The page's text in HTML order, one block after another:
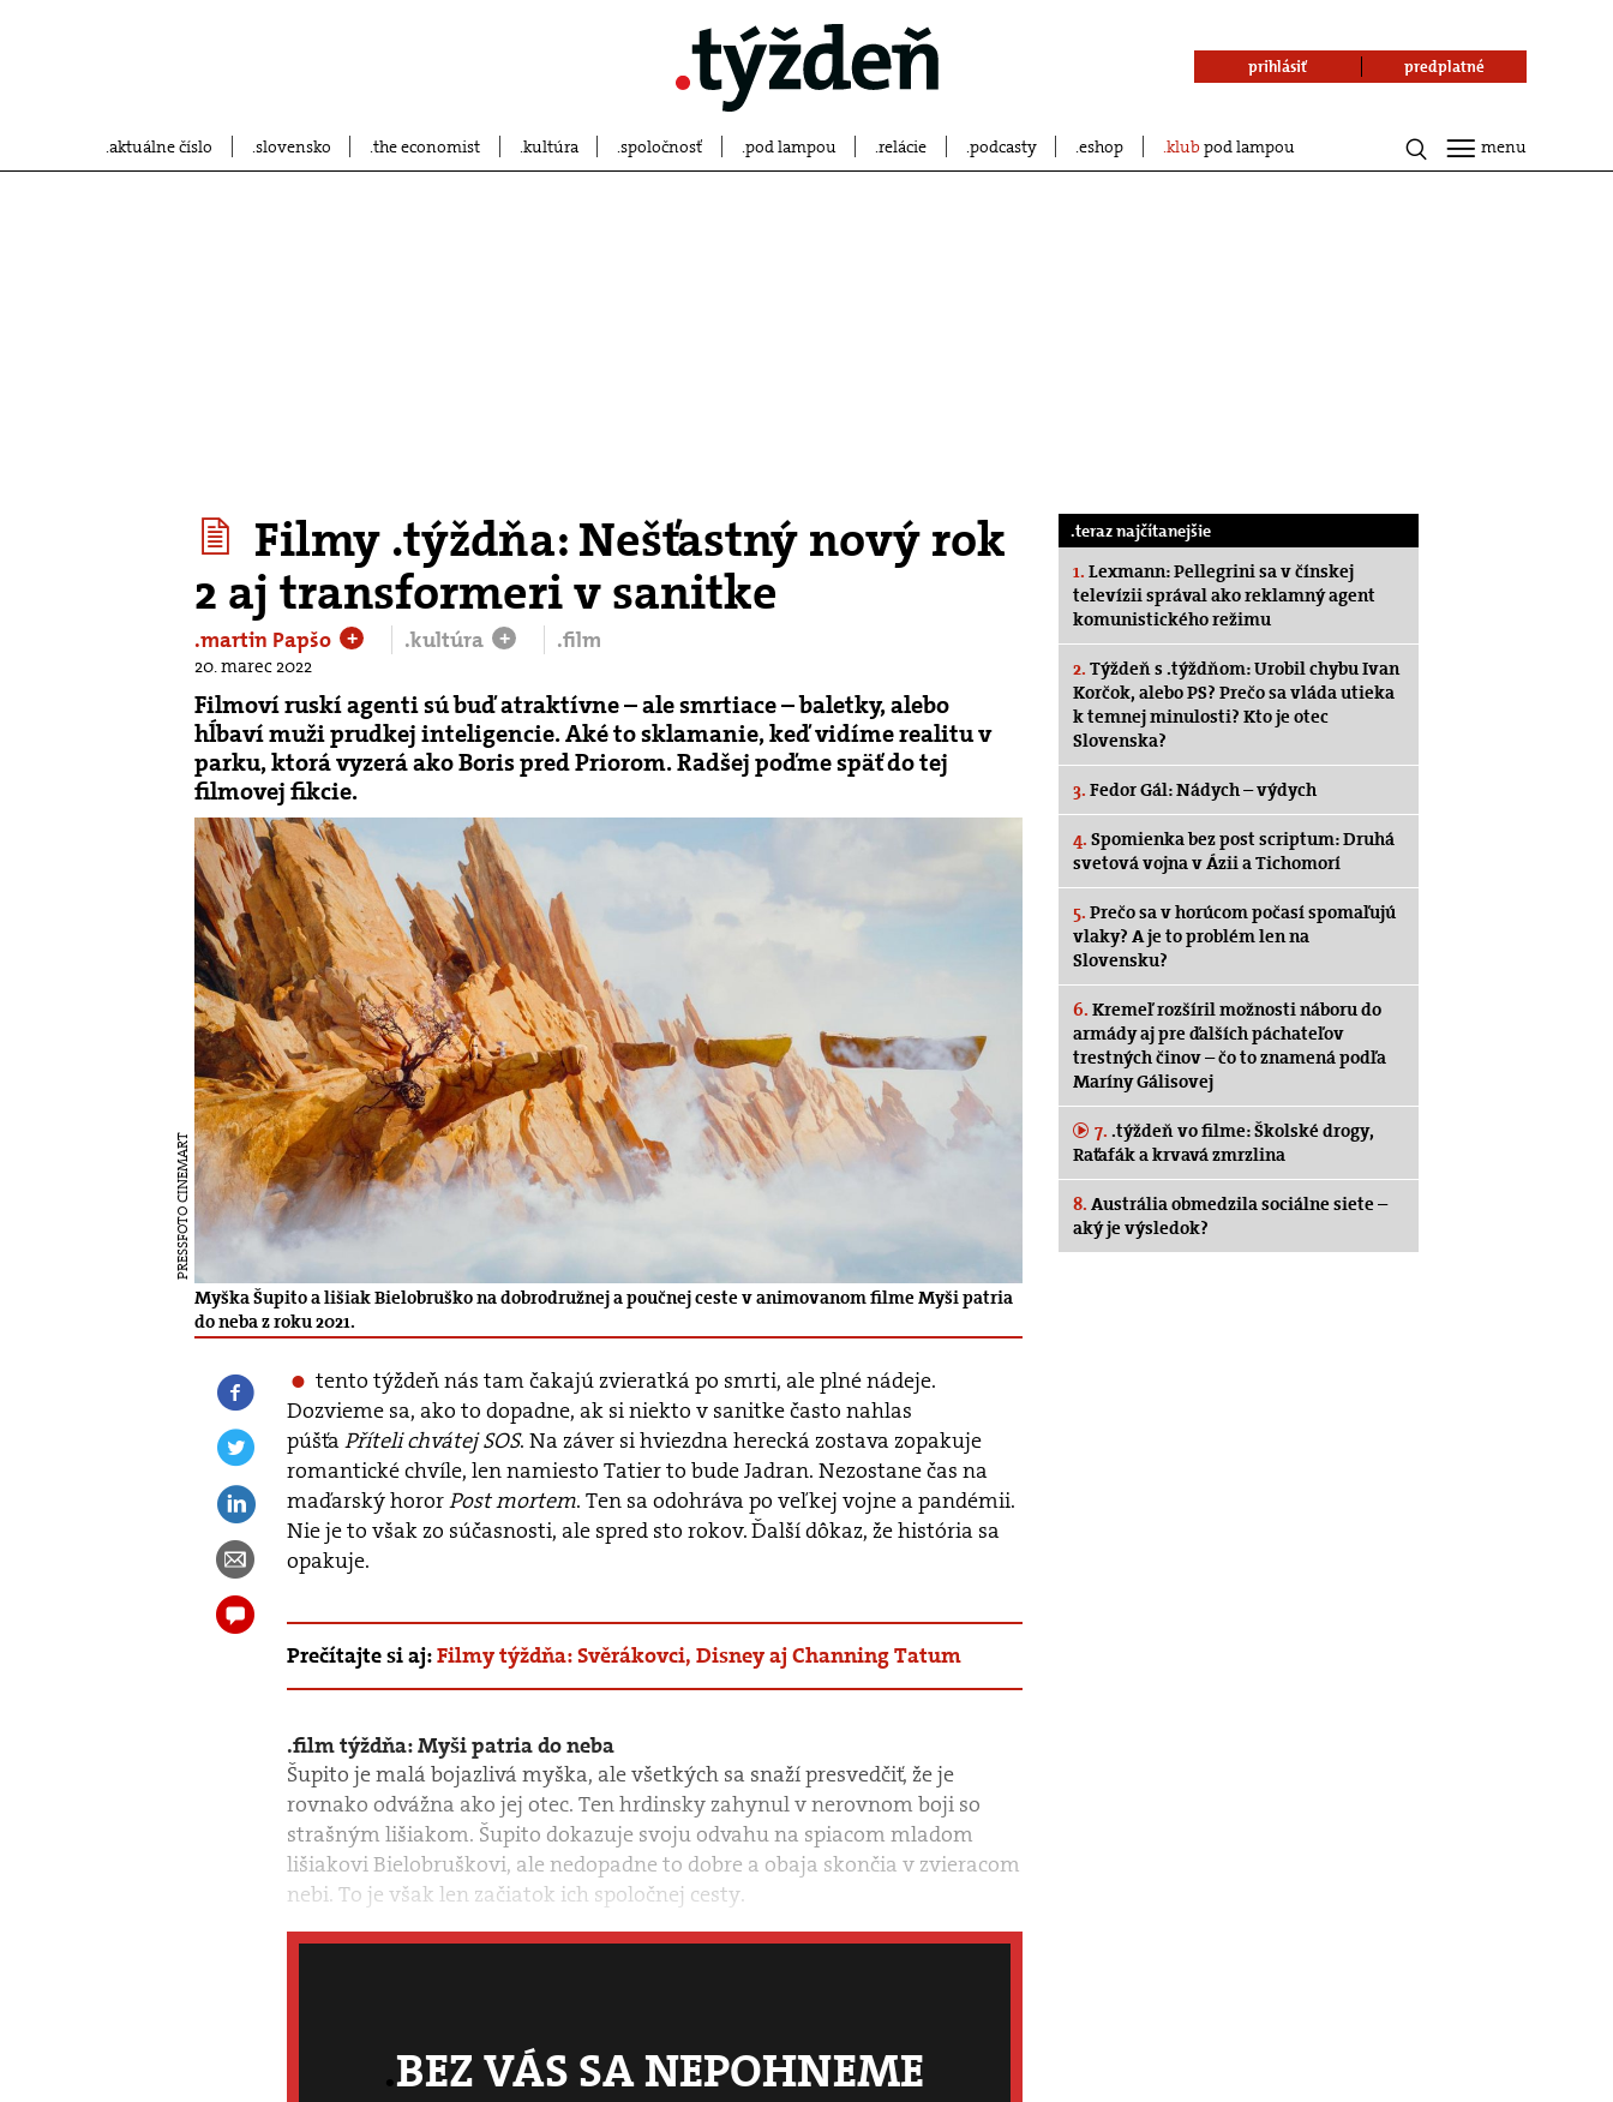
aktuálne číslo slovensko the economist kultúra spoločnosť pod lampou relácie podcasty eshop klubpod lampou
prihlásiť predplatné
menu
Filmy .týždňa: Nešťastný nový rok
2 aj transformeri v sanitke
.martin Papšo + .kultúra + .film
20. marec 2022
Filmoví ruskí agenti sú buď atraktívne – ale smrtiace – baletky, alebo
hĺbaví muži prudkej inteligencie. Aké to sklamanie, keď vidíme realitu v
parku, ktorá vyzerá ako Boris pred Priorom. Radšej poďme späť do tej
filmovej fikcie.
PRESSFOTO CINEMART
Myška Šupito a lišiak Bielobruško na dobrodružnej a poučnej ceste v animovanom filme Myši patria
do neba z roku 2021.
tento týždeň nás tamčakajú zvieratká po smrti, ale plnénádeje.
Dozvieme sa, ako to dopadne, ak si niekto v sanitke často nahlas
púšťaPříteli chvátej SOS. Na záver si hviezdna herecká zostava zopakuje
romantickéchvíle, len namiesto Tatier to bude Jadran. Nezostane čas na
maďarský hororPost mortem. Ten sa odohráva po veľkej vojne a pandémii.
Nie je to však zo súčasnosti, ale spred sto rokov. Ďalší dôkaz, že história sa
opakuje.
Prečítajte si aj:Filmy týždňa: Svěrákovci, Disney aj Channing Tatum
film týždňa: Myši patria do neba
Šupito je malá bojazlivá myška, ale všetkých sa snaží presvedčiť, že je
rovnako odvážna ako jej otec. Ten hrdinsky zahynul v nerovnom boji so
strašným lišiakom. Šupito dokazuje svoju odvahu na spiacom mladom
lišiakovi Bielobruškovi, ale nedopadne to dobre a obaja skončia v zvieracom
nebi. To je však len začiatok ich spoločnej cesty.
BEZ VÁS SA NEPOHNEME
.teraz najčítanejšie
1. Lexmann: Pellegrini sa v čínskej
televízii správal ako reklamný agent
komunistického režimu
2. Týždeň s .týždňom: Urobil chybu Ivan
Korčok, alebo PS? Prečo sa vláda utieka
k temnej minulosti? Kto je otec
Slovenska?
3. Fedor Gál: Nádych – výdych
4. Spomienka bez post scriptum: Druhá
svetová vojna v Ázii a Tichomorí
5. Prečo sa v horúcom počasí spomaľujú
vlaky? A je to problém len na
Slovensku?
6. Kremeľ rozšíril možnosti náboru do
armády aj pre ďalších páchateľov
trestných činov – čo to znamená podľa
Maríny Gálisovej
7. .týždeň vo filme: Školské drogy,
Raťafák a krvavá zmrzlina
8. Austrália obmedzila sociálne siete –
aký je výsledok?